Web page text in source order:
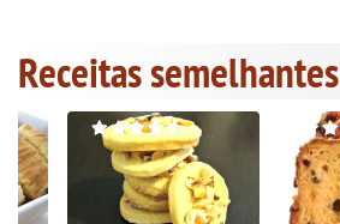
Receitas semelhantes